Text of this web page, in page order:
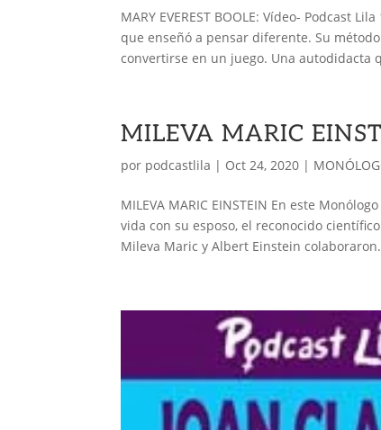
MARY EVEREST BOOLE: Vídeo- Podcast
que enseñó a pensar diferente. Su
convertirse en un juego. Una autodidacta
MILEVA MARIC
por podcastlila | Oct 24, 2020 |
MILEVA MARIC EINSTEIN En este
vida con su esposo, el reconocido
Mileva Maric y Albert Einstein